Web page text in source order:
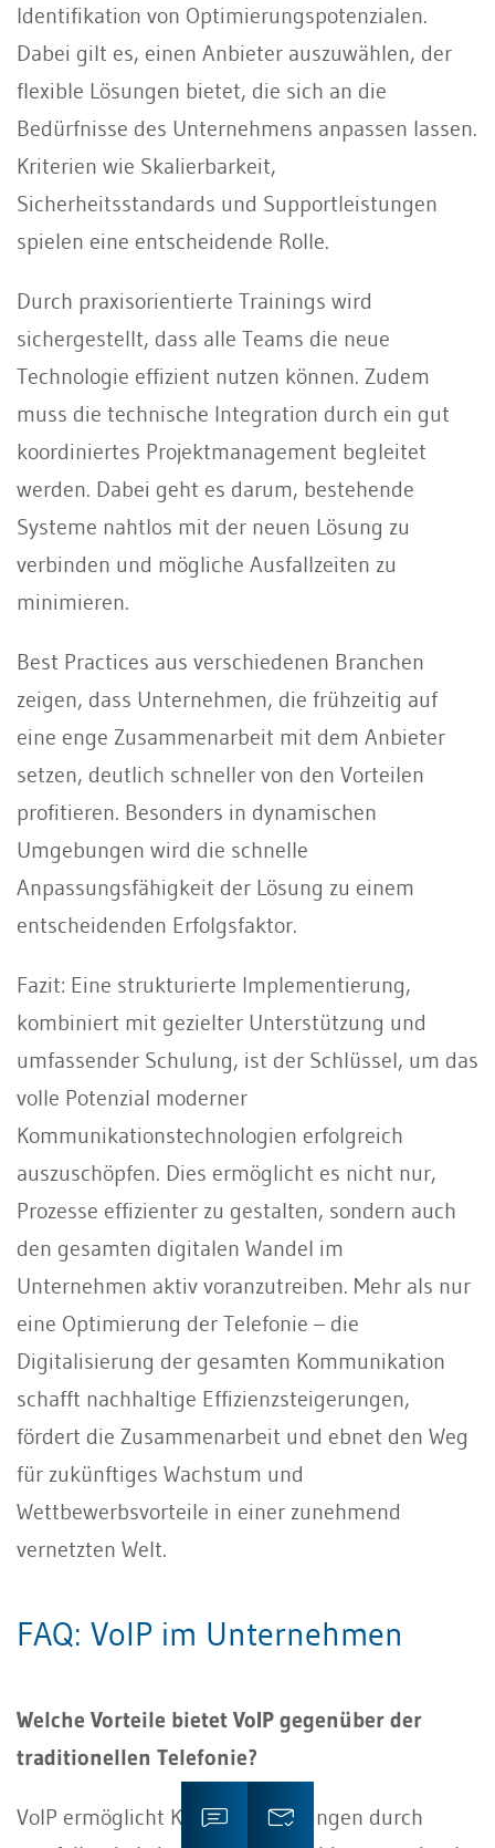
Identifikation von Optimierungspotenzialen.
Dabei gilt es, einen Anbieter auszuwählen, der
flexible Lösungen bietet, die sich an die
Bedürfnisse des Unternehmens anpassen lassen.
Kriterien wie Skalierbarkeit,
Sicherheitsstandards und Supportleistungen
spielen eine entscheidende Rolle.
Durch praxisorientierte Trainings wird
sichergestellt, dass alle Teams die neue
Technologie effizient nutzen können. Zudem
muss die technische Integration durch ein gut
koordiniertes Projektmanagement begleitet
werden. Dabei geht es darum, bestehende
Systeme nahtlos mit der neuen Lösung zu
verbinden und mögliche Ausfallzeiten zu
minimieren.
Best Practices aus verschiedenen Branchen
zeigen, dass Unternehmen, die frühzeitig auf
eine enge Zusammenarbeit mit dem Anbieter
setzen, deutlich schneller von den Vorteilen
profitieren. Besonders in dynamischen
Umgebungen wird die schnelle
Anpassungsfähigkeit der Lösung zu einem
entscheidenden Erfolgsfaktor.
Fazit: Eine strukturierte Implementierung,
kombiniert mit gezielter Unterstützung und
umfassender Schulung, ist der Schlüssel, um das
volle Potenzial moderner
Kommunikationstechnologien erfolgreich
auszuschöpfen. Dies ermöglicht es nicht nur,
Prozesse effizienter zu gestalten, sondern auch
den gesamten digitalen Wandel im
Unternehmen aktiv voranzutreiben. Mehr als nur
eine Optimierung der Telefonie – die
Digitalisierung der gesamten Kommunikation
schafft nachhaltige Effizienzsteigerungen,
fördert die Zusammenarbeit und ebnet den Weg
für zukünftiges Wachstum und
Wettbewerbsvorteile in einer zunehmend
vernetzten Welt.
FAQ: VoIP im Unternehmen
Welche Vorteile bietet VoIP gegenüber der
traditionellen Telefonie?
VoIP ermöglicht Kosteneinsparungen durch